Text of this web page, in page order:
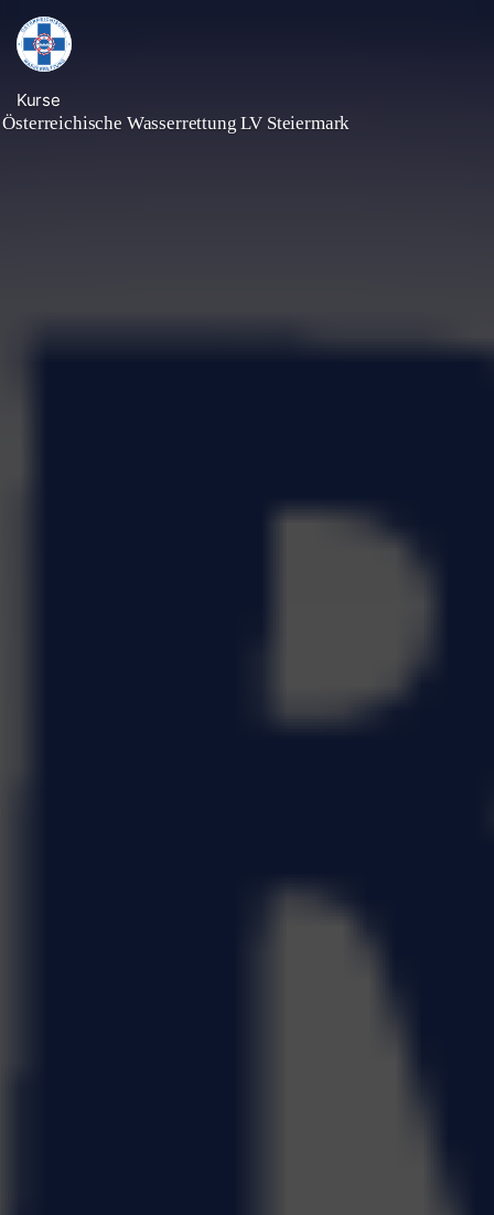
Kurse
Wasserrettung LV Steiermark